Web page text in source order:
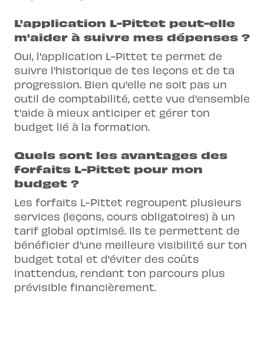
L'application L-Pittet peut-elle
m'aider à suivre mes dépenses ?
Oui, l'application L-Pittet te permet de
suivre l'historique de tes leçons et de ta
progression. Bien qu'elle ne soit pas un
outil de comptabilité, cette vue d'ensemble
t'aide à mieux anticiper et gérer ton
budget lié à la formation.
Quels sont les avantages des
forfaits L-Pittet pour mon
budget ?
Les forfaits L-Pittet regroupent plusieurs
services (leçons, cours obligatoires) à un
tarif global optimisé. Ils te permettent de
bénéficier d'une meilleure visibilité sur ton
budget total et d'éviter des coûts
inattendus, rendant ton parcours plus
prévisible financièrement.